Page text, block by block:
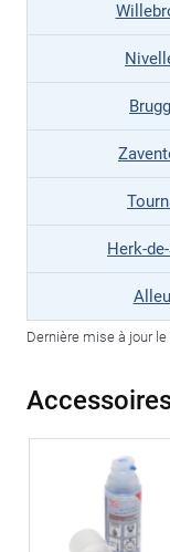
Herk-
Dernière mise à jour